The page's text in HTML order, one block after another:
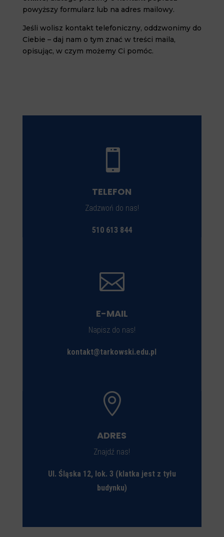
powyższy formularz lub na adres mailowy.
Jeśli wolisz kontakt telefoniczny, oddzwonimy do
Ciebie – daj nam o tym znać w treści maila,
opisując, w czym możemy Ci pomóc.

TELEFON
Zadzwoń do nas!
510 613 844

E-MAIL
Napisz do nas!
kontakt@tarkowski.edu.pl

ADRES
Znajdź nas!
Ul. Śląska 12, lok. 3 (klatka jest z tyłu
budynku)